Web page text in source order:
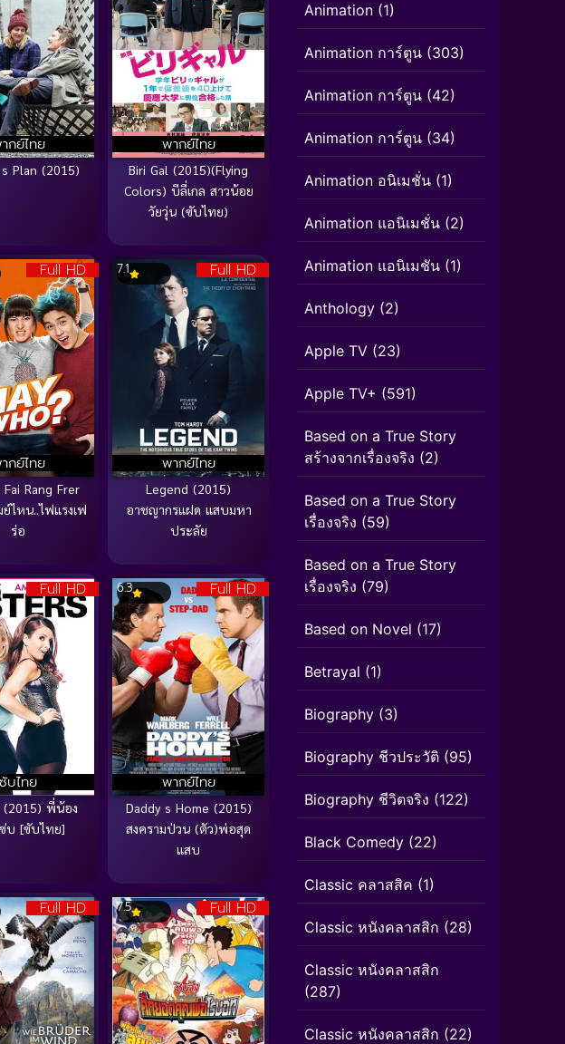
กย์ไทย
Plan (2015)
พากย์ไทย
Biri Gal (2015)(Flying
Colors) บีลี่เกล สาวน้อย
วัยวุ่น (ซับไทย)
Full HD
กย์ไทย
Fai Rang Frer
ไหน..ไฟแรงเฟ
ร่อ
Full HD
พากย์ไทย
7.1
Legend (2015)
อาชญากรแฝด แสบมหา
ประลัย
Full HD
ซับไทย
(2015) พี่น้อง
บ [ซับไทย]
Full HD
พากย์ไทย
6.3
Daddy s Home (2015)
สงครามป่วน (ตัว)พ่อสุด
แสบ
Full HD Full HD
7.5
Animation (1)
Animation การ์ตูน (303)
Animation การ์ตูน (42)
Animation การ์ตูน (34)
Animation อนิเมชั่น (1)
Animation แอนิเมชั่น (2)
Animation แอนิเมชัน (1)
Anthology (2)
Apple TV (23)
Apple TV+ (591)
Based on a True Story
สร้างจากเรื่องจริง (2)
Based on a True Story
เรื่องจริง (59)
Based on a True Story
เรื่องจริง (79)
Based on Novel (17)
Betrayal (1)
Biography (3)
Biography ชีวประวัติ (95)
Biography ชีวิตจริง (122)
Black Comedy (22)
Classic คลาสสิค (1)
Classic หนังคลาสสิก (28)
Classic หนังคลาสสิก
(287)
Classic หนังคลาสสิก (22)